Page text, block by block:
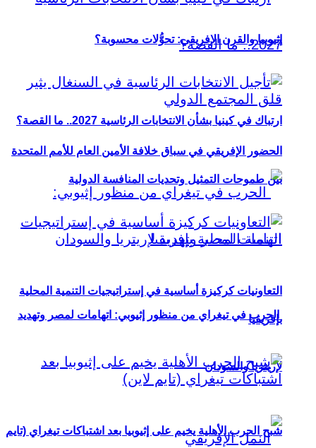
ارتباك في كينيا بشأن الانتخابات الرئاسية 2027.. ما القصة؟
الحرب في تيغراي من منظور إثيوبي: اتهامات لمصر وتهديد
لإريتريا والسودان
إثيوبيا والقرن الإفريقي: تحوُّلات محسوبة؟
الحضور الإفريقي في سباق خلافة الأمين العام للأمم المتحدة
بين طموحات التمثيل وتحديات المنافسة الدولية
التعاونيات كركيزة أساسية في إستراتيجيات التنمية المحلية
بإفريقيا
شبح الحرب الأهلية يخيم على إثيوبيا بعد اشتباكات تيغراي (تايم